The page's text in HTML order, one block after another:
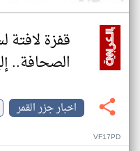
قفزة
الصحافة..
اخبار جزر القمر
VF17PD